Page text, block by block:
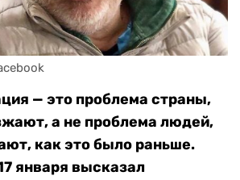
— это проблема страны,
а не проблема людей,
как это было раньше.
января высказал